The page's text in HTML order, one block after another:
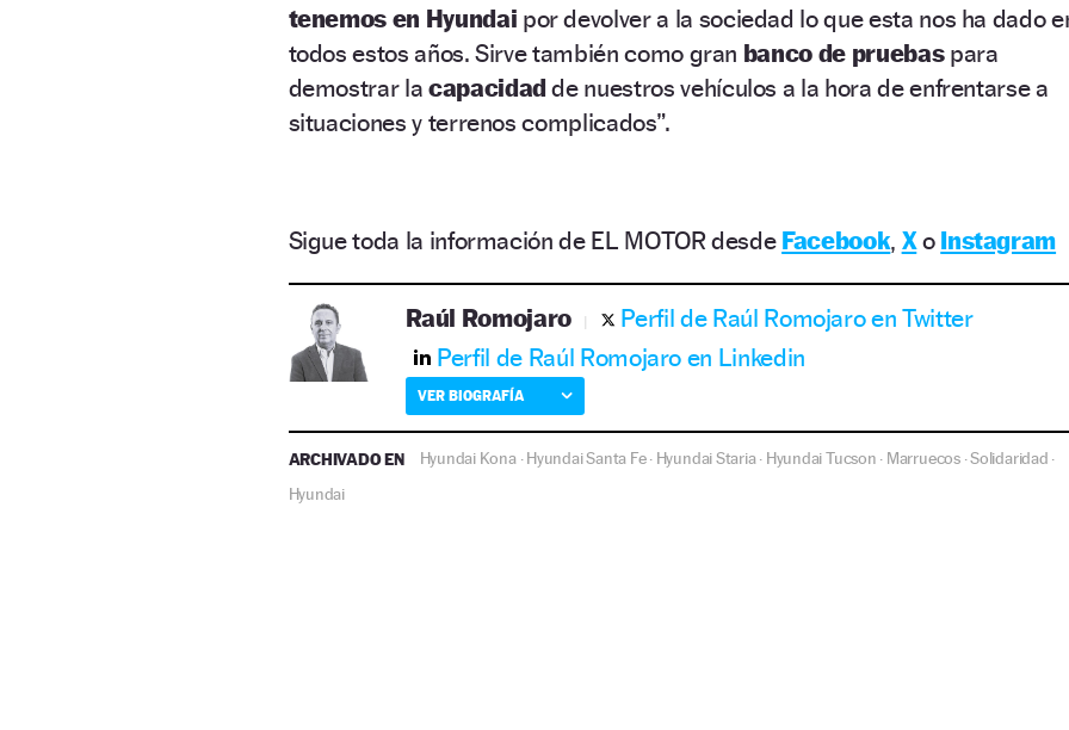
tenemos en Hyundai por devolver a la sociedad lo que esta nos ha dado
todos estos años. Sirve también como gran banco de pruebaspara
demostrar la capacidadde nuestros vehículos a la hora de enfrentarse a
situaciones y terrenos complicados”.
Sigue toda la información de EL MOTOR desde Facebook, Xo Instagram
Raúl Romojaro
Perfil de Raúl Romojaro en Twitter
Perfil de Raúl Romojaro en Linkedin
VER BIOGRAFÍA
ARCHIVADO EN Hyundai Kona·Hyundai Santa Fe· Hyundai Staria· Hyundai Tucson · Marruecos·Solidaridad ·
Hyundai